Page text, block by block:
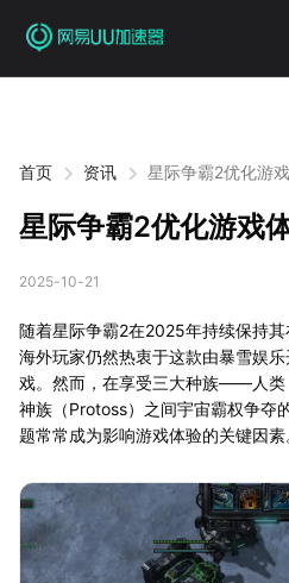
首页 资讯 星际争霸2优化游
星际争霸2优化游戏
2025-10-21
随着星际争霸2在2025年持续保持
海外玩家仍然热衷于这款由暴雪娱
戏。然而，在享受三大种族——人类
神族（Protoss）之间宇宙霸权争夺
题常常成为影响游戏体验的关键因素